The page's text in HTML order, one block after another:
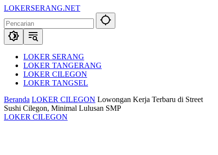
Langsung
konten
LOKERSERANG.NET
Lowongan
Kerja
Serang
SekitarnyaLOKER SERANG
LOKER TANGERANG
LOKER CILEGON
LOKER TANGSEL
Beranda LOKER CILEGON Lowongan Kerja Terbaru di Street
Sushi Cilegon, Minimal Lulusan SMP
LOKER CILEGON